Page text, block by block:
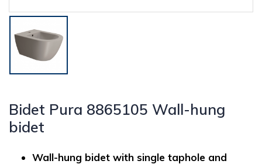
Bidet Pura 8865105 Wall-hung
bidet
Wall-hung bidet with single taphole and